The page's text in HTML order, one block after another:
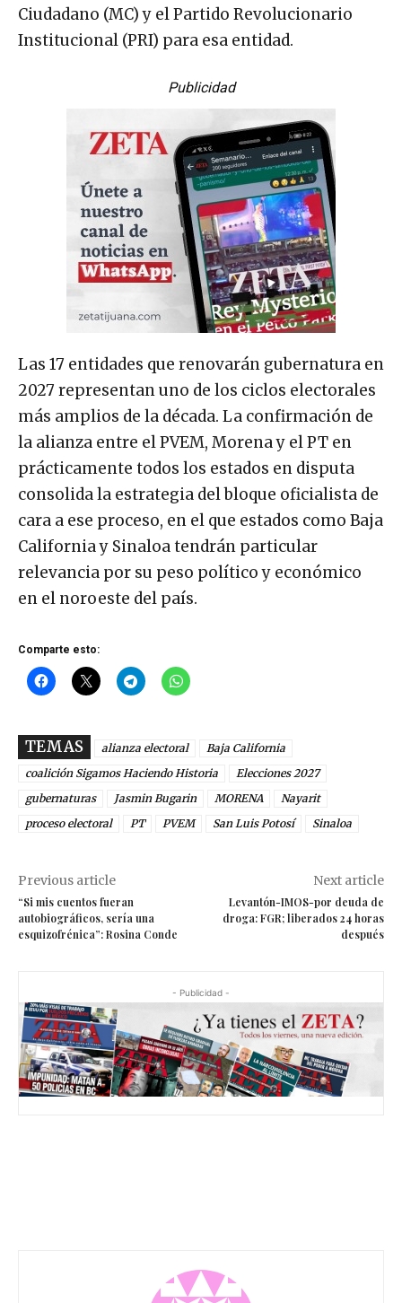
Ciudadano (MC) y el Partido Revolucionario
Institucional (PRI) para esa entidad.
Publicidad
Las 17 entidades que renovarán gubernatura en
2027 representan uno de los ciclos electorales
más amplios de la década. La confirmación de
la alianza entre el PVEM, Morena y el PT en
prácticamente todos los estados en disputa
consolida la estrategia del bloque oficialista de
cara a ese proceso, en el que estados como Baja
California y Sinaloa tendrán particular
relevancia por su peso político y económico
en el noroeste del país.
Comparte esto:
TEMAS alianza electoral
Baja California
coalición Sigamos Haciendo Historia
Elecciones 2027
gubernaturas
Jasmin Bugarin MORENA
Nayarit
proceso electoral
PT PVEM San Luis Potosí Sinaloa
Previous article
“Si mis cuentos fueran
autobiográficos, sería una
esquizofrénica”: Rosina Conde
Next article
Levantón-IMOS-por deuda de
droga: FGR; liberados 24 horas
después
- Publicidad -